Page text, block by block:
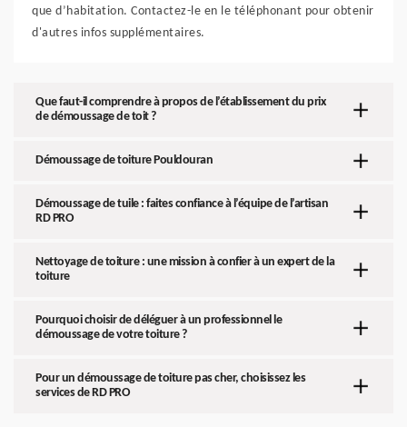
que d’habitation. Contactez-le en le téléphonant pour obtenir
d'autres infos supplémentaires.
Que faut-il comprendre à propos de l’établissement du prix
de démoussage de toit ?
Démoussage de toiture Pouldouran
Démoussage de tuile : faites confiance à l’équipe de l’artisan
RD PRO
Nettoyage de toiture : une mission à confier à un expert de la
toiture
Pourquoi choisir de déléguer à un professionnel le
démoussage de votre toiture ?
Pour un démoussage de toiture pas cher, choisissez les
services de RD PRO